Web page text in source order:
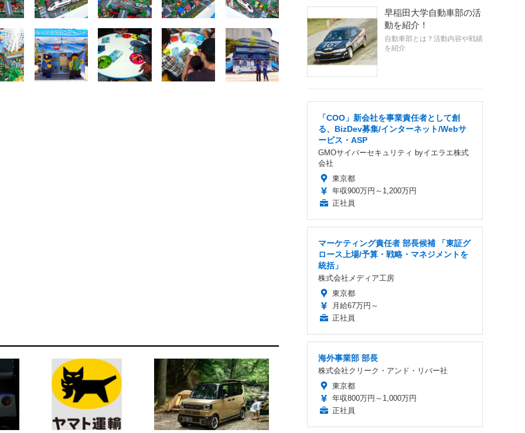
早稲田大学自動車部の活
動を紹介！
自動車部とは？活動内容や戦績
を紹介
「COO」新会社を事業責任者として創
る、BizDev募集/インターネット/Webサ
ービス・ASP
GMOサイバーセキュリティ byイエラエ株式
会社
東京都
年収900万円～1,200万円
正社員
マーケティング責任者 部長候補 「東証グ
ロース上場/予算・戦略・マネジメントを
統括」
株式会社メディア工房
東京都
月給67万円～
正社員
海外事業部 部長
株式会社クリーク・アンド・リバー社
東京都
年収800万円～1,000万円
正社員